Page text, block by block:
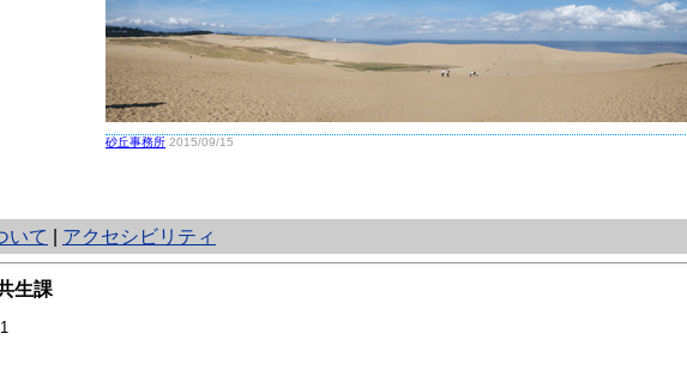
砂丘事務所 2015/09/15
いて アクセシビリティ
生課